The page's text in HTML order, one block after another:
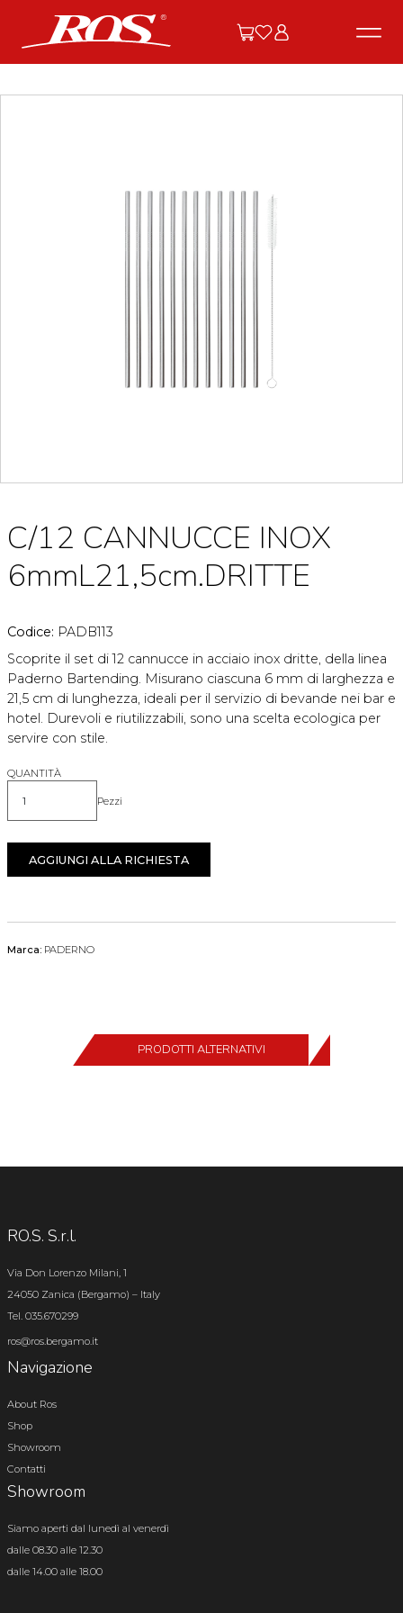
C/12 CANNUCCE INOX
6mmL21,5cm.DRITTE
Codice: PADB113
Scoprite il set di 12 cannucce in acciaio inox dritte, della linea
Paderno Bartending. Misurano ciascuna 6 mm di larghezza e
21,5 cm di lunghezza, ideali per il servizio di bevande nei bar e
hotel. Durevoli e riutilizzabili, sono una scelta ecologica per
servire con stile.
QUANTITÀ
Quantità Pezzi
AGGIUNGI ALLA RICHIESTA
Marca: PADERNO
PRODOTTI ALTERNATIVI
RO.S. S.r.l.
Via Don Lorenzo Milani, 1
24050 Zanica (Bergamo) – Italy
Tel. 035.670299
ros@ros.bergamo.it
Navigazione
About Ros
Shop
Showroom
Contatti
Showroom
Siamo aperti dal lunedì al venerdì
dalle 08.30 alle 12.30
dalle 14.00 alle 18.00